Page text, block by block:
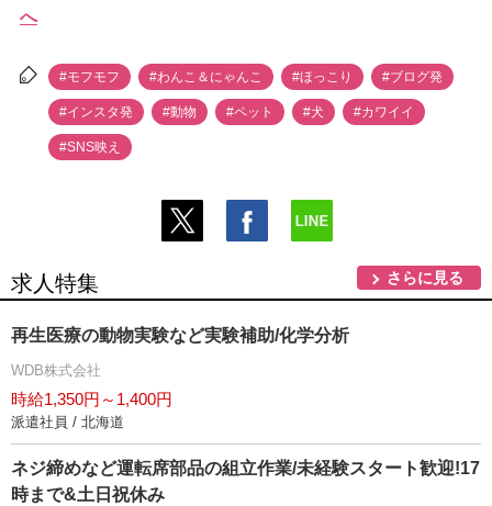
へ
#モフモフ #わんこ＆にゃんこ #ほっこり #ブログ発
#インスタ発 #動物 #ペット #犬 #カワイイ
#SNS映え
求人特集 さらに見る
再生医療の動物実験など実験補助/化学分析
WDB株式会社
時給1,350円～1,400円
派遣社員 / 北海道
ネジ締めなど運転席部品の組立作業/未経験スタート歓迎!17
時まで&土日祝休み